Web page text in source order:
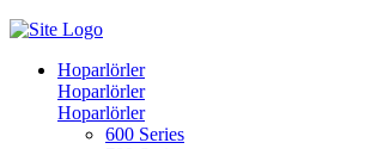
Hoparlörler
Hoparlörler
Hoparlörler
600 Series